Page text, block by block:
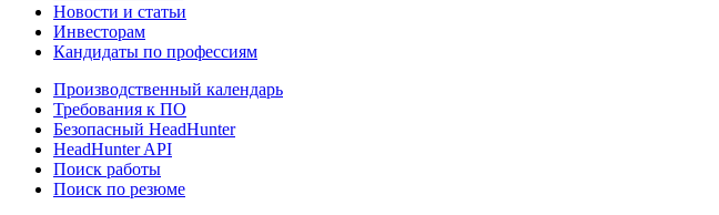
Новости и статьи
Инвесторам
Кандидаты по профессиям
Производственный календарь
Требования к ПО
Безопасный HeadHunter
HeadHunter API
Поиск работы
Поиск по резюме